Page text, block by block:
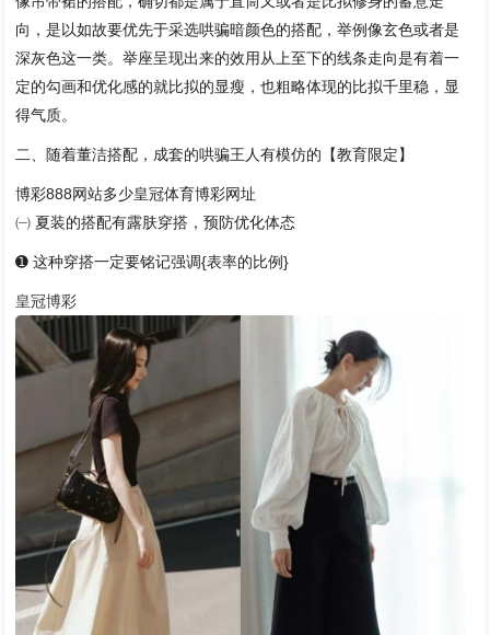
向，是以如故要优先于采选哄骗暗颜色的搭配，举例像玄色或者是
深灰色这一类。举座呈现出来的效用从上至下的线条走向是有着一
定的勾画和优化感的就比拟的显瘦，也粗略体现的比拟千里稳，显
得气质。
二、随着董洁搭配，成套的哄骗王人有模仿的【教育限定】
博彩888网站多少皇冠体育博彩网址
㈠ 夏装的搭配有露肤穿搭，预防优化体态
➊ 这种穿搭一定要铭记强调{表率的比例}
皇冠博彩